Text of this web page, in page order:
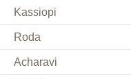
Kassiopi
Roda
Acharavi